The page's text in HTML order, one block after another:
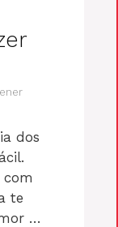
dos
com
te
…